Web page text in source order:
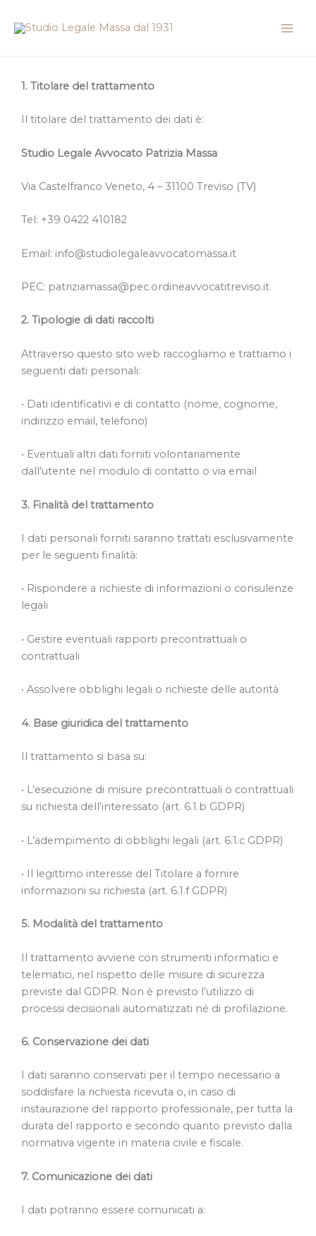
1. Titolare del trattamento
Il titolare del trattamento dei dati è:
Studio Legale Avvocato Patrizia Massa
Via Castelfranco Veneto, 4 – 31100 Treviso (TV)
Tel: +39 0422 410182
Email: info@studiolegaleavvocatomassa.it
PEC: patriziamassa@pec.ordineavvocatitreviso.it
2. Tipologie di dati raccolti
Attraverso questo sito web raccogliamo e trattiamo i
seguenti dati personali:
• Dati identificativi e di contatto (nome, cognome,
indirizzo email, telefono)
• Eventuali altri dati forniti volontariamente
dall’utente nel modulo di contatto o via email
3. Finalità del trattamento
I dati personali forniti saranno trattati esclusivamente
per le seguenti finalità:
• Rispondere a richieste di informazioni o consulenze
legali
• Gestire eventuali rapporti precontrattuali o
contrattuali
• Assolvere obblighi legali o richieste delle autorità
4. Base giuridica del trattamento
Il trattamento si basa su:
• L’esecuzione di misure precontrattuali o contrattuali
su richiesta dell’interessato (art. 6.1.b GDPR)
• L’adempimento di obblighi legali (art. 6.1.c GDPR)
• Il legittimo interesse del Titolare a fornire
informazioni su richiesta (art. 6.1.f GDPR)
5. Modalità del trattamento
Il trattamento avviene con strumenti informatici e
telematici, nel rispetto delle misure di sicurezza
previste dal GDPR. Non è previsto l’utilizzo di
processi decisionali automatizzati né di profilazione.
6. Conservazione dei dati
I dati saranno conservati per il tempo necessario a
soddisfare la richiesta ricevuta o, in caso di
instaurazione del rapporto professionale, per tutta la
durata del rapporto e secondo quanto previsto dalla
normativa vigente in materia civile e fiscale.
7. Comunicazione dei dati
I dati potranno essere comunicati a: